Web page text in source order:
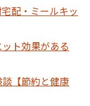
配・ミールキッ
ト効果がある
【節約と健康